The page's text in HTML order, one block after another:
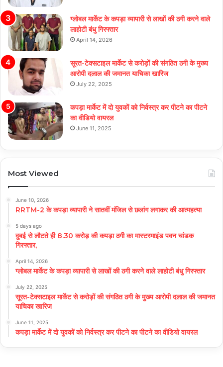
ग्लोबल मार्केट के कपड़ा व्यापारी से लाखों की ठगी करने वाले
लाहोटी बंधु गिरफ्तार
April 14, 2026
सूरत-टेक्सटाइल मार्केट से करोड़ों की संगठित ठगी के मुख्य
आरोपी दलाल की जमानत याचिका खारिज
July 22, 2025
कपड़ा मार्केट में दो युवकों को निर्वस्त्र कर पीटने का पीटने
का वीडियो वायरल
June 11, 2025
Most Viewed
June 10, 2026
RRTM-2 के कपड़ा व्यापारी ने सातवीं मंजिल से छलांग लगाकर की आत्महत्या
5 days ago
दुबई से लौटते ही 8.30 करोड़ की कपड़ा ठगी का मास्टरमाइंड पवन चांडक
गिरफ्तार,
April 14, 2026
ग्लोबल मार्केट के कपड़ा व्यापारी से लाखों की ठगी करने वाले लाहोटी बंधु गिरफ्तार
July 22, 2025
सूरत-टेक्सटाइल मार्केट से करोड़ों की संगठित ठगी के मुख्य आरोपी दलाल की जमानत
याचिका खारिज
June 11, 2025
कपड़ा मार्केट में दो युवकों को निर्वस्त्र कर पीटने का पीटने का वीडियो वायरल